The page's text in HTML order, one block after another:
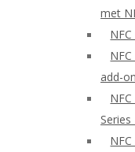
met
add-